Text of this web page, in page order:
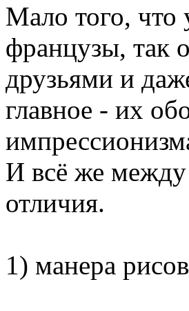
Мало того,
французы, так
друзьями и
главное - их
И всё же
отличия.
1) манера